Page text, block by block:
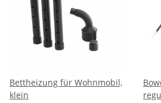
Bettheizung für Wohnmobil,
klein